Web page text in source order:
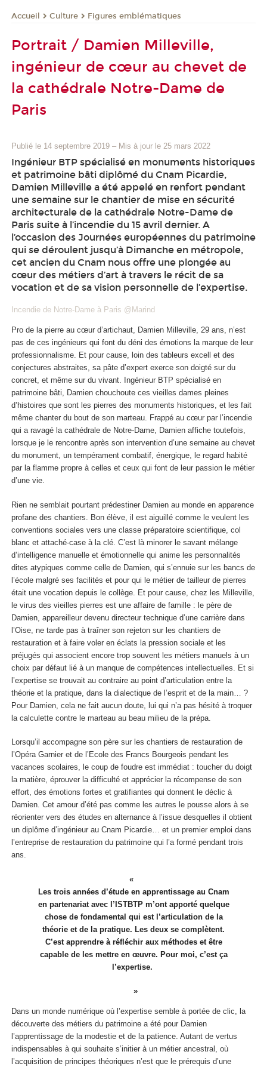
Accueil Culture Figures emblématiques
Portrait / Damien Milleville,
ingénieur de cœur au chevet de
la cathédrale Notre-Dame de
Paris
Publié le 14 septembre 2019 – Mis à jour le 25 mars 2022
Ingénieur BTP spécialisé en monuments historiques
et patrimoine bâti diplômé du Cnam Picardie,
Damien Milleville a été appelé en renfort pendant
une semaine sur le chantier de mise en sécurité
architecturale de la cathédrale Notre-Dame de
Paris suite à l’incendie du 15 avril dernier. A
l’occasion des Journées européennes du patrimoine
qui se déroulent jusqu’à Dimanche en métropole,
cet ancien du Cnam nous offre une plongée au
cœur des métiers d’art à travers le récit de sa
vocation et de sa vision personnelle de l’expertise.
Incendie de Notre-Dame à Paris @Marind
Pro de la pierre au cœur d’artichaut, Damien Milleville, 29 ans, n’est
pas de ces ingénieurs qui font du déni des émotions la marque de leur
professionnalisme. Et pour cause, loin des tableurs excell et des
conjectures abstraites, sa pâte d’expert exerce son doigté sur du
concret, et même sur du vivant. Ingénieur BTP spécialisé en
patrimoine bâti, Damien chouchoute ces vieilles dames pleines
d’histoires que sont les pierres des monuments historiques, et les fait
même chanter du bout de son marteau. Frappé au cœur par l’incendie
qui a ravagé la cathédrale de Notre-Dame, Damien affiche toutefois,
lorsque je le rencontre après son intervention d’une semaine au chevet
du monument, un tempérament combatif, énergique, le regard habité
par la flamme propre à celles et ceux qui font de leur passion le métier
d’une vie.
Rien ne semblait pourtant prédestiner Damien au monde en apparence
profane des chantiers. Bon élève, il est aiguillé comme le veulent les
conventions sociales vers une classe préparatoire scientifique, col
blanc et attaché-case à la clé. C’est là minorer le savant mélange
d’intelligence manuelle et émotionnelle qui anime les personnalités
dites atypiques comme celle de Damien, qui s’ennuie sur les bancs de
l’école malgré ses facilités et pour qui le métier de tailleur de pierres
était une vocation depuis le collège. Et pour cause, chez les Milleville,
le virus des vieilles pierres est une affaire de famille : le père de
Damien, appareilleur devenu directeur technique d’une carrière dans
l’Oise, ne tarde pas à traîner son rejeton sur les chantiers de
restauration et à faire voler en éclats la pression sociale et les
préjugés qui associent encore trop souvent les métiers manuels à un
choix par défaut lié à un manque de compétences intellectuelles. Et si
l’expertise se trouvait au contraire au point d’articulation entre la
théorie et la pratique, dans la dialectique de l’esprit et de la main… ?
Pour Damien, cela ne fait aucun doute, lui qui n’a pas hésité à troquer
la calculette contre le marteau au beau milieu de la prépa.
Lorsqu’il accompagne son père sur les chantiers de restauration de
l’Opéra Garnier et de l’Ecole des Francs Bourgeois pendant les
vacances scolaires, le coup de foudre est immédiat : toucher du doigt
la matière, éprouver la difficulté et apprécier la récompense de son
effort, des émotions fortes et gratifiantes qui donnent le déclic à
Damien. Cet amour d’été pas comme les autres le pousse alors à se
réorienter vers des études en alternance à l’issue desquelles il obtient
un diplôme d’ingénieur au Cnam Picardie… et un premier emploi dans
l’entreprise de restauration du patrimoine qui l’a formé pendant trois
ans.
Les trois années d’étude en apprentissage au Cnam
en partenariat avec l’ISTBTPm’ont apporté quelque
chose de fondamental qui est l’articulation de la
théorie et de la pratique. Les deux se complètent.
C’est apprendre à réfléchir aux méthodes et être
capable de les mettre en œuvre. Pour moi, c’est ça
l’expertise.
Dans un monde numérique où l’expertise semble à portée de clic, la
découverte des métiers du patrimoine a été pour Damien
l’apprentissage de la modestie et de la patience. Autant de vertus
indispensables à qui souhaite s’initier à un métier ancestral, où
l’acquisition de principes théoriques n’est que le prérequis d’une